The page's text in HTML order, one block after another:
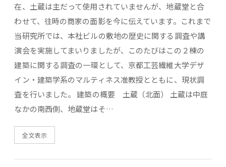
在、土蔵は主だって使用されていませんが、地蔵堂と合
わせて、往時の商家の面影を今に伝えています。これまで
当研究所では、本社ビルの敷地の歴史に関する調査や講
演会を実施してまいりましたが、このたびはこの２棟の
建築に関する調査の一環として、京都工芸繊維大学デザ
イン・建築学系のマルティネス准教授とともに、現状調
査を行いました。 建築の概要 土蔵（北面） 土蔵は中庭
なかの南西側、地蔵堂はそ…
全文表示